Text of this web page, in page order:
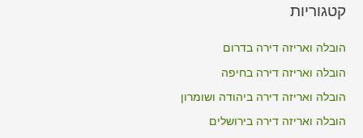
r
o
r
קטגוריות
הובלה ואריזה דירה בדרום
הובלה ואריזה דירה בחיפה
הובלה ואריזה דירה ביהודה ושומרון
הובלה ואריזה דירה בירושלים